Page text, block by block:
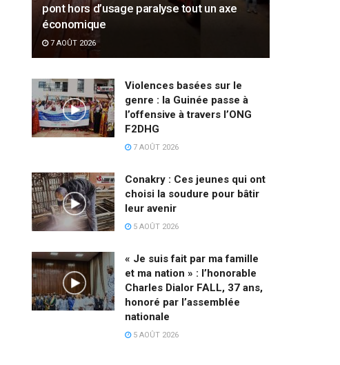
pont hors d’usage paralyse tout un axe
économique
7 AOÛT 2026
Violences basées sur le
genre : la Guinée passe à
l’offensive à travers l’ONG
F2DHG
7 AOÛT 2026
Conakry : Ces jeunes qui ont
choisi la soudure pour bâtir
leur avenir
5 AOÛT 2026
« Je suis fait par ma famille
et ma nation » : l’honorable
Charles Dialor FALL, 37 ans,
honoré par l’assemblée
nationale
5 AOÛT 2026